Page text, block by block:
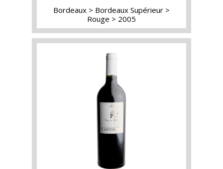
Bordeaux
Bordeaux Supérieur
Rouge
2005